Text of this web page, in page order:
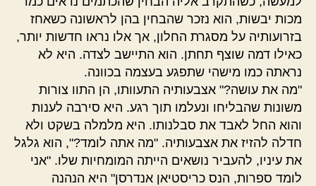
מכות יבשות, הוא נזכר שהבחין בהן לראשונה כשאחז
בזרועותיה על מסגרת החלון, אך אלו נראו חדשות יותר,
כאילו דמה שוצף תחתן. הוא התיישב לצדה. היא לא
נראתה כמו מישהי שתפגע בעצמה בכוונה.
"מה את עושה?" אצבעותיה התעוותו, הן התוו צורות
משונות שהבליחו ונעלמו תוך רגע. היא סירבה לענות
והוא החל לאבד את סבלנותו. היא מלמלה בשקט ולא
חדלה להזיז את אצבעותיה. "מה אתה לומד?", הוא גלגל
את עיניו, להעביר נושאים הייתה המומחיות שלו. "אני
לומד ספרות, הנס כריסטיאן אנדרסן" היא הנהנה